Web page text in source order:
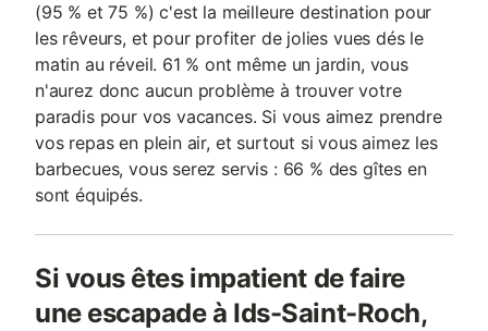
(95 % et 75 %) c'est la meilleure destination pour
les rêveurs, et pour profiter de jolies vues dés le
matin au réveil. 61 % ont même un jardin, vous
n'aurez donc aucun problème à trouver votre
paradis pour vos vacances. Si vous aimez prendre
vos repas en plein air, et surtout si vous aimez les
barbecues, vous serez servis : 66 % des gîtes en
sont équipés.
Si vous êtes impatient de faire
une escapade à Ids-Saint-Roch,